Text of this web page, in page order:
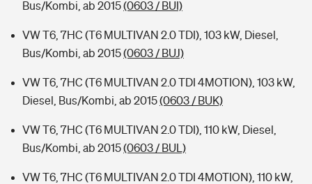
Bus/Kombi, ab 2015(0603 / BUI)
VW T6, 7HC (T6 MULTIVAN 2.0 TDI), 103 kW, Diesel,
Bus/Kombi, ab 2015(0603 / BUJ)
VW T6, 7HC (T6 MULTIVAN 2.0 TDI 4MOTION), 103 kW,
Diesel, Bus/Kombi, ab 2015(0603 / BUK)
VW T6, 7HC (T6 MULTIVAN 2.0 TDI), 110 kW, Diesel,
Bus/Kombi, ab 2015(0603 / BUL)
VW T6, 7HC (T6 MULTIVAN 2.0 TDI 4MOTION), 110 kW,